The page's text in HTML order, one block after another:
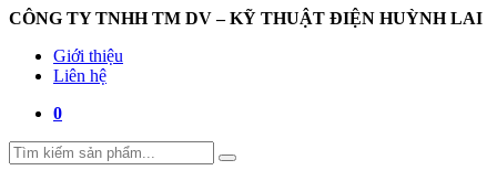
CÔNG TY TNHH TM DV – KỸ THUẬT ĐIỆN HUỲNH LAI
Giới thiệu
Liên hệ
0